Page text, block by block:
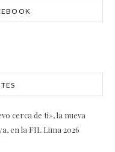
cerca de ti», la nueva
en la FIL Lima 2026